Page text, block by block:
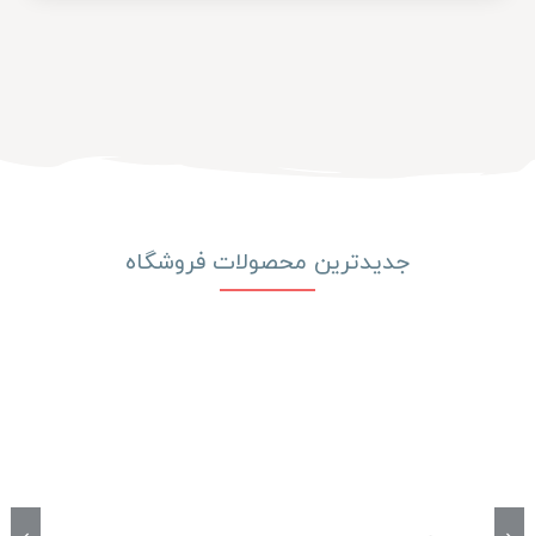
جدیدترین محصولات فروشگاه